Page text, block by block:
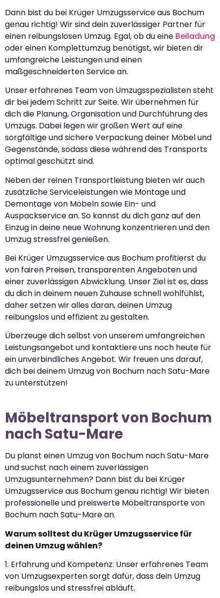
Dann bist du bei Krüger Umzugsservice aus Bochum
genau richtig! Wir sind dein zuverlässiger Partner für
einen reibungslosen Umzug. Egal, ob du eine Beiladung
oder einen Komplettumzug benötigst, wir bieten dir
umfangreiche Leistungen und einen
maßgeschneiderten Service an.
Unser erfahrenes Team von Umzugsspezialisten steht
dir bei jedem Schritt zur Seite. Wir übernehmen für
dich die Planung, Organisation und Durchführung des
Umzugs. Dabei legen wir großen Wert auf eine
sorgfältige und sichere Verpackung deiner Möbel und
Gegenstände, sodass diese während des Transports
optimal geschützt sind.
Neben der reinen Transportleistung bieten wir auch
zusätzliche Serviceleistungen wie Montage und
Demontage von Möbeln sowie Ein- und
Auspackservice an. So kannst du dich ganz auf den
Einzug in deine neue Wohnung konzentrieren und den
Umzug stressfrei genießen.
Bei Krüger Umzugsservice aus Bochum profitierst du
von fairen Preisen, transparenten Angeboten und
einer zuverlässigen Abwicklung. Unser Ziel ist es, dass
du dich in deinem neuen Zuhause schnell wohlfühlst,
daher setzen wir alles daran, deinen Umzug
reibungslos und effizient zu gestalten.
Überzeuge dich selbst von unserem umfangreichen
Leistungsangebot und kontaktiere uns noch heute für
ein unverbindliches Angebot. Wir freuen uns darauf,
dich bei deinem Umzug von Bochum nach Satu-Mare
zu unterstützen!
Möbeltransport von Bochum
nach Satu-Mare
Du planst einen Umzug von Bochum nach Satu-Mare
und suchst nach einem zuverlässigen
Umzugsunternehmen? Dann bist du bei Krüger
Umzugsservice aus Bochum genau richtig! Wir bieten
professionelle und preiswerte Möbeltransporte von
Bochum nach Satu-Mare an.
Warum solltest du Krüger Umzugsservice für
deinen Umzug wählen?
1. Erfahrung und Kompetenz: Unser erfahrenes Team
von Umzugsexperten sorgt dafür, dass dein Umzug
reibungslos und stressfrei abläuft.